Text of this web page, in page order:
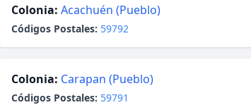
Colonia: Acachuén (Pueblo)
Códigos Postales: 59792
Colonia: Carapan (Pueblo)
Códigos Postales: 59791